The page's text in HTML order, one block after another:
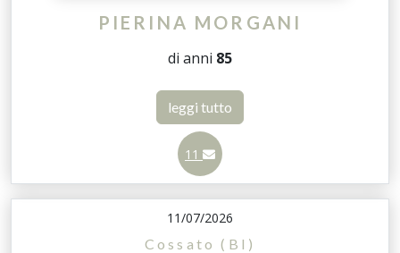
PIERINA MORGANI
di anni 85
leggi tutto
11
11/07/2026
Cossato (BI)